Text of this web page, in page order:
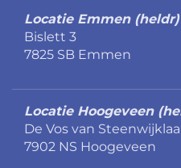
Locatie Emmen (heldr)
Bislett 3
7825 SB Emmen
Locatie Hoogeveen
De Vos van
7902 NS Hoogeveen